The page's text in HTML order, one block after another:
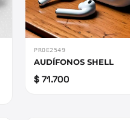
PROE2549
AUDÍFONOS SHELL
$ 71.700